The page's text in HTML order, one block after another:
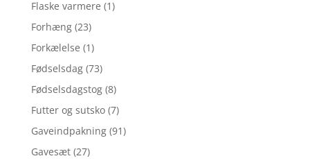
Flaske varmere (1)
Forhæng (23)
Forkælelse (1)
Fødselsdag (73)
Fødselsdagstog (8)
Futter og sutsko (7)
Gaveindpakning (91)
Gavesæt (27)